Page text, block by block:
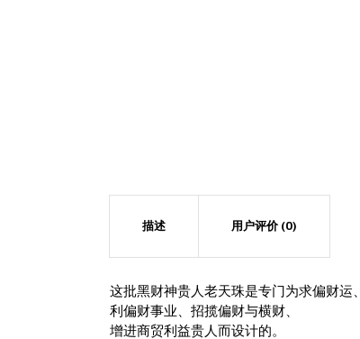
描述 用户评价 (0)
这批黑财神贵人老天珠是专门为求偏财运、
利偏财事业、招揽偏财与横财、
增进商贸利益贵人而设计的。